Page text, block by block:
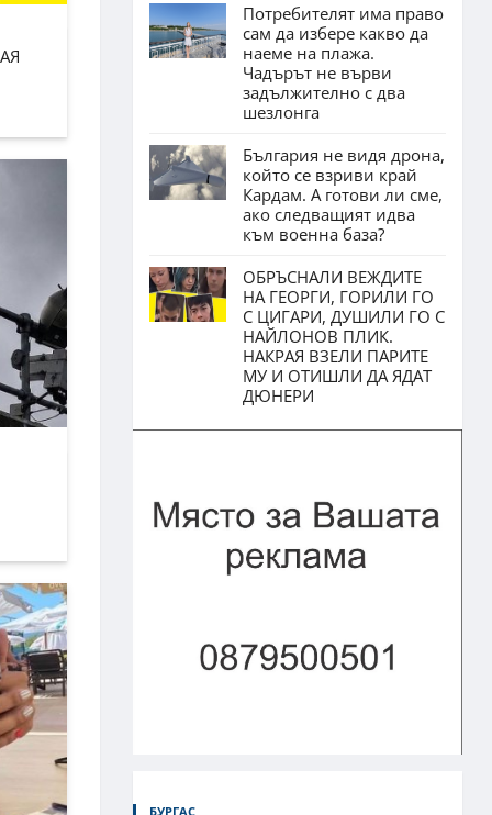
Потребителят има право
сам да избере какво да
наеме на плажа.
Чадърът не върви
задължително с два
шезлонга
България не видя дрона,
който се взриви край
Кардам. А готови ли сме,
ако следващият идва
към военна база?
ОБРЪСНАЛИ ВЕЖДИТЕ
НА ГЕОРГИ, ГОРИЛИ ГО
С ЦИГАРИ, ДУШИЛИ ГО С
НАЙЛОНОВ ПЛИК.
НАКРАЯ ВЗЕЛИ ПАРИТЕ
МУ И ОТИШЛИ ДА ЯДАТ
ДЮНЕРИ
БУРГАС